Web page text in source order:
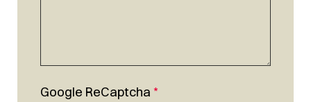
Google ReCaptcha *